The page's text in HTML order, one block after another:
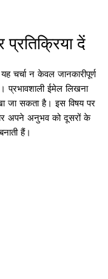
दें
चर्चा न केवल जानकारीपूर्ण
प्रभावशाली ईमेल लिखना
जा सकता है। इस विषय पर
अपने अनुभव को दूसरों के
हैं।